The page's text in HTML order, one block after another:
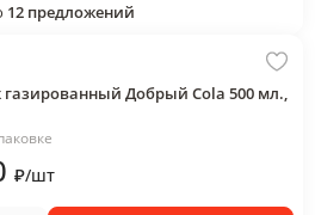
12 предложений
газированный Добрый Cola 500 мл.,
₽/шт